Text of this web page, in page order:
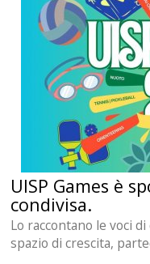
UISP Games è
condivisa.
Lo raccontano le voci
spazio di crescita,